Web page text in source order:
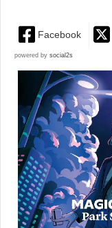
Facebook
powered by social2s